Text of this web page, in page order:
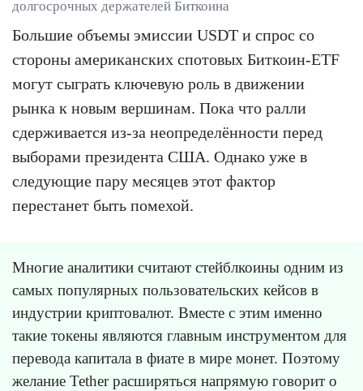
долгосрочных держателей Биткоина
Большие объемы эмиссии USDT и спрос со
стороны американских спотовых Биткоин-ETF
могут сыграть ключевую роль в движении
рынка к новым вершинам. Пока что ралли
сдерживается из-за неопределённости перед
выборами президента США. Однако уже в
следующие пару месяцев этот фактор
перестанет быть помехой.
Многие аналитики считают стейблкоины одним из
самых популярных пользовательских кейсов в
индустрии криптовалют. Вместе с этим именно
такие токены являются главным инструментом для
перевода капитала в фиате в мире монет. Поэтому
желание Tether расширяться напрямую говорит о